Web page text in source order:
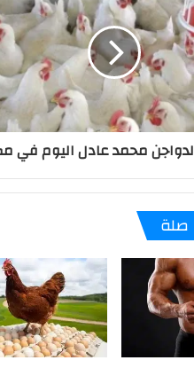
محمد عادل اليوم في مصر
صلة